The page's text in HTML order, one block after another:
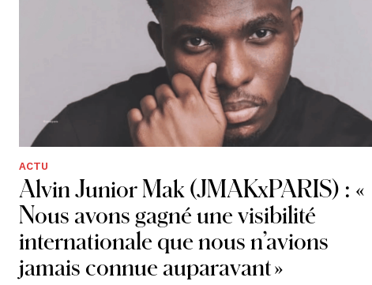
ACTU
Alvin Junior Mak (JMAKxPARIS) : «
Nous avons gagné une visibilité
internationale que nous n’avions
jamais connue auparavant »